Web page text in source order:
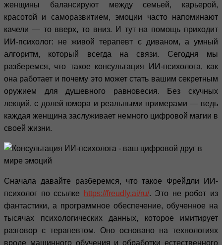
женщины балансируют между семьей, карьерой,
красотой и саморазвитием, эмоции часто напоминают
качели — то вверх, то вниз. И тут на помощь приходит
ИИ-психолог: не живой терапевт с диваном, а умный
алгоритм, который всегда на связи. Сегодня мы
разберемся, что такое консультация ИИ-психолога, как
она работает и почему это может стать вашим секретным
оружием для душевного равновесия. Без скучных
лекций, с долей юмора и реальными примерами — ведь
каждая женщина заслуживает немного цифровой магии в
своей жизни.
Сначала давайте разберемся, что такое Фрейдли ИИ-
психолог по ссылке
https://freudly.ai/ru/. Это не робот из
фантастики, а программное обеспечение, обученное на
тысячах психологических данных, которое имитирует
разговор с терапевтом. Оно основано на технологиях
вроде машинного обучения и обработки естественного